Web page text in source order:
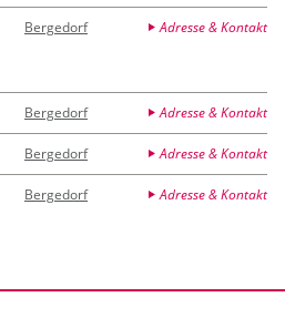
Bergedorf Adresse & Kontakt
Bergedorf Adresse & Kontakt
Bergedorf Adresse & Kontakt
Bergedorf Adresse & Kontakt